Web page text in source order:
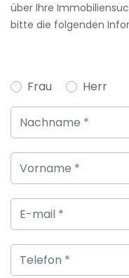
über Ihre
bitte die folgenden
Frau Herr